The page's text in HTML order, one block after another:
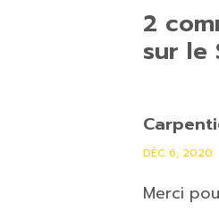
2
sur le
DÉC 6, 2020
Merci